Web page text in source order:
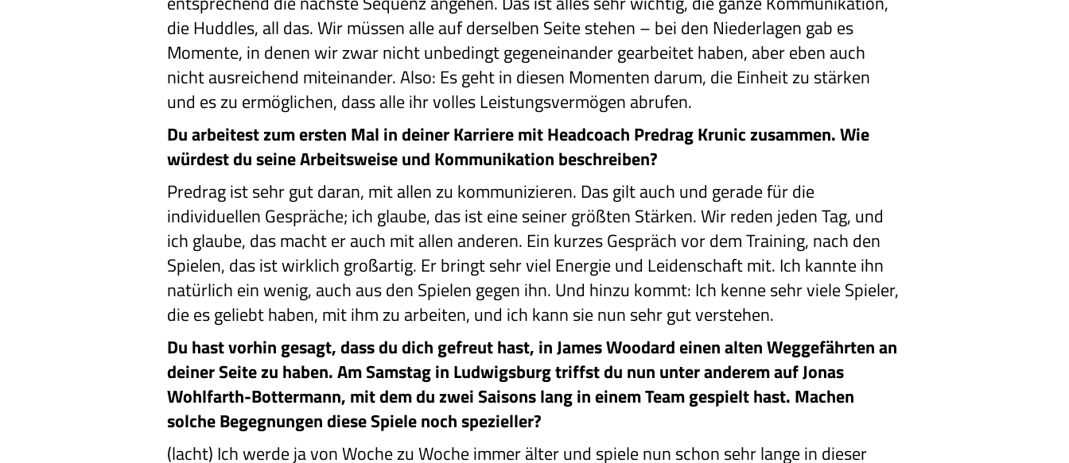
die Huddles, all das. Wir müssen alle auf derselben Seite stehen – bei den Niederlagen gab es
Momente, in denen wir zwar nicht unbedingt gegeneinander gearbeitet haben, aber eben auch
nicht ausreichend miteinander. Also: Es geht in diesen Momenten darum, die Einheit zu stärken
und es zu ermöglichen, dass alle ihr volles Leistungsvermögen abrufen.
Du arbeitest zum ersten Mal in deiner Karriere mit Headcoach Predrag Krunic zusammen. Wie
würdest du seine Arbeitsweise und Kommunikation beschreiben?
Predrag ist sehr gut daran, mit allen zu kommunizieren. Das gilt auch und gerade für die
individuellen Gespräche; ich glaube, das ist eine seiner größten Stärken. Wir reden jeden Tag, und
ich glaube, das macht er auch mit allen anderen. Ein kurzes Gespräch vor dem Training, nach den
Spielen, das ist wirklich großartig. Er bringt sehr viel Energie und Leidenschaft mit. Ich kannte ihn
natürlich ein wenig, auch aus den Spielen gegen ihn. Und hinzu kommt: Ich kenne sehr viele Spieler,
die es geliebt haben, mit ihm zu arbeiten, und ich kann sie nun sehr gut verstehen.
Du hast vorhin gesagt, dass du dich gefreut hast, in James Woodard einen alten Weggefährten an
deiner Seite zu haben. Am Samstag in Ludwigsburg triffst du nun unter anderem auf Jonas
Wohlfarth-Bottermann, mit dem du zwei Saisons lang in einem Team gespielt hast. Machen
solche Begegnungen diese Spiele noch spezieller?
(lacht) Ich werde ja von Woche zu Woche immer älter und spiele nun schon sehr lange in dieser